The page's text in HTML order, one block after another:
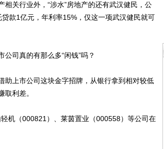
关行业外，“涉水”房地产的还有武汉健民，公
款1亿元，年利率15%，仅这一项武汉健民就可
司真的有那么多“闲钱”吗？
上市公司这块金字招牌，从银行拿到相对较低
利差。
（000821）、莱茵置业（000558）等公司在